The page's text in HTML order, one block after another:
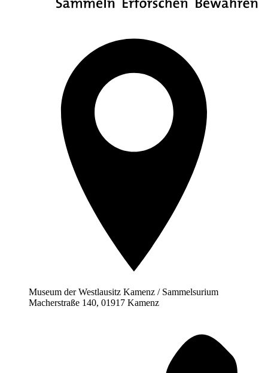
Museum der Westlausitz Kamenz / Sammelsurium
Macherstraße 140, 01917 Kamenz